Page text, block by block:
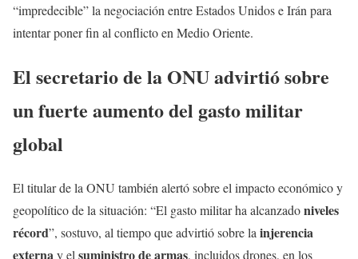
“impredecible” la negociación entre Estados Unidos e Irán para
intentar poner fin al conflicto en Medio Oriente.
El secretario de la ONU advirtió sobre
un fuerte aumento del gasto militar
global
El titular de la ONU también alertó sobre el impacto económico y
geopolítico de la situación: “El gasto militar ha alcanzadoniveles
récord”, sostuvo, al tiempo que advirtió sobre la injerencia
externay el suministro de armas, incluidos drones, en los